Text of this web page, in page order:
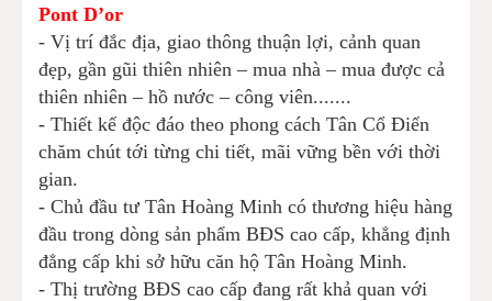
Pont D’or
- Vị trí đắc địa, giao thông thuận lợi, cảnh quan
đẹp, gần gũi thiên nhiên – mua nhà – mua được cả
thiên nhiên – hồ nước – công viên.......
- Thiết kế độc đáo theo phong cách Tân Cổ Điển
chăm chút tới từng chi tiết, mãi vững bền với thời
gian.
- Chủ đầu tư Tân Hoàng Minh có thương hiệu hàng
đầu trong dòng sản phẩm BĐS cao cấp, khẳng định
đẳng cấp khi sở hữu căn hộ Tân Hoàng Minh.
- Thị trường BĐS cao cấp đang rất khả quan với